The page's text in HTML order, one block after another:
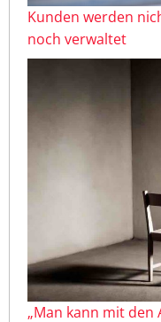
Kunden werden
noch verwaltet
„Man kann mit den